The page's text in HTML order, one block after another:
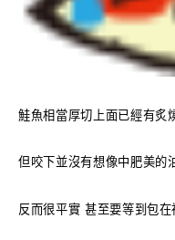
鮭魚相當厚切上面已經有炙
但咬下並沒有想像中肥美的
反而很平實 甚至要等到包